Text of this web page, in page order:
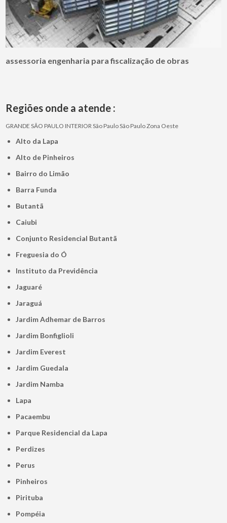
assessoria engenharia para fiscalização de obras
Regiões onde a atende :
GRANDE SÃO PAULO INTERIOR São PauloSão PauloZona Oeste
Alto da Lapa
Alto de Pinheiros
Bairro do Limão
Barra Funda
Butantã
Caiubi
Conjunto Residencial Butantã
Freguesia do Ó
Instituto da Previdência
Jaguaré
Jaraguá
Jardim Adhemar de Barros
Jardim Bonfiglioli
Jardim Everest
Jardim Guedala
Jardim Namba
Lapa
Pacaembu
Parque Residencial da Lapa
Perdizes
Perus
Pinheiros
Pirituba
Pompéia